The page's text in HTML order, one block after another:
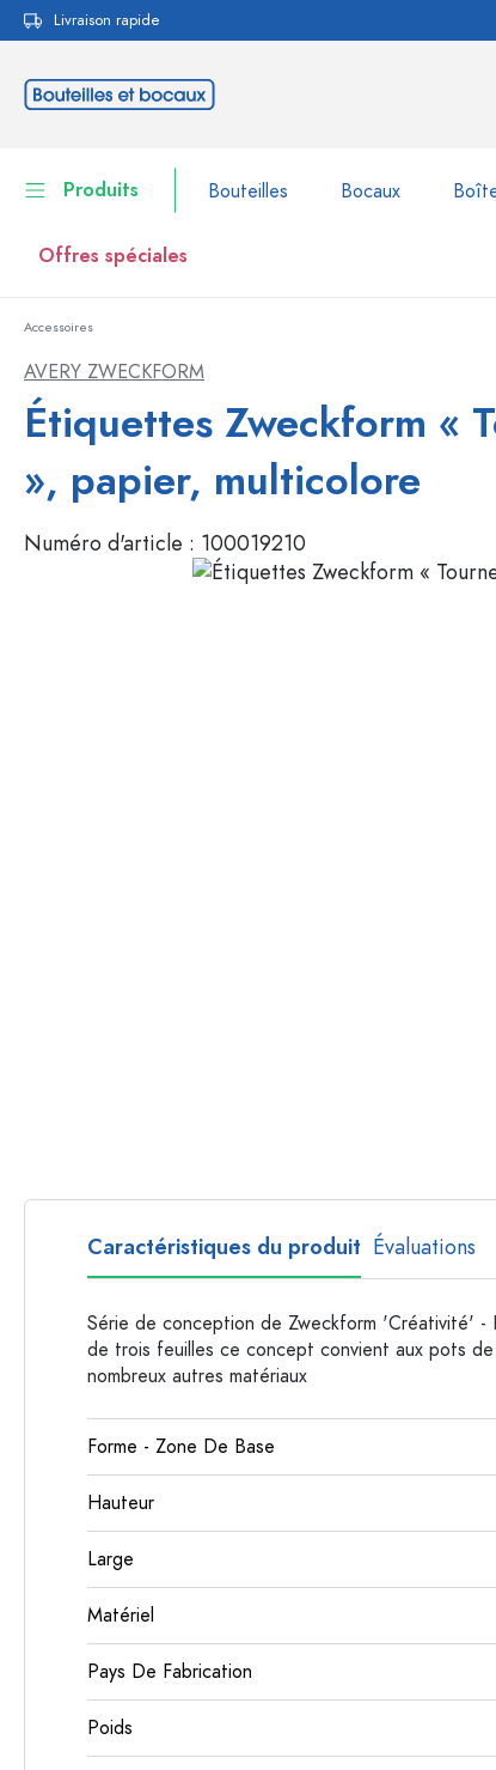
Passer à la navigation principale
Livraison rapide
Produits Bouteilles Bocaux
Offres spéciales
Vaisselle
Contenants cosmétiques
Bouteilles par marque
Bouteilles en verre
Bouteilles polygonales
Bouteilles par matière
Bouteilles en plastique
Accessoires
AVERY ZWECKFORM
Étiquettes Zweckform «
», papier, multicolore
Numéro d'article : 100019210
Caractéristiques du produit Évaluations
Série de conception de Zweckform 'Créativité' -
de trois feuilles ce concept convient aux pots
nombreux autres matériaux
Forme - Zone De Base
Hauteur
Large
Matériel
Pays De Fabrication
Poids